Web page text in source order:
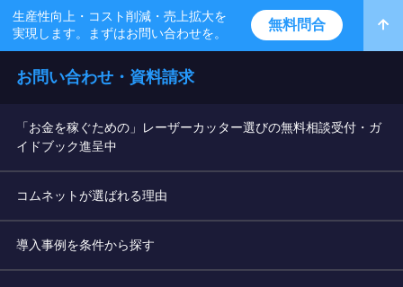
生産性向上・コスト削減・売上拡大を
実現します。まずはお問い合わせを。
無料問合
お問い合わせ・資料請求
「お金を稼ぐための」レーザーカッター選びの無料相談受付・ガ
イドブック進呈中
コムネットが選ばれる理由
導入事例を条件から探す